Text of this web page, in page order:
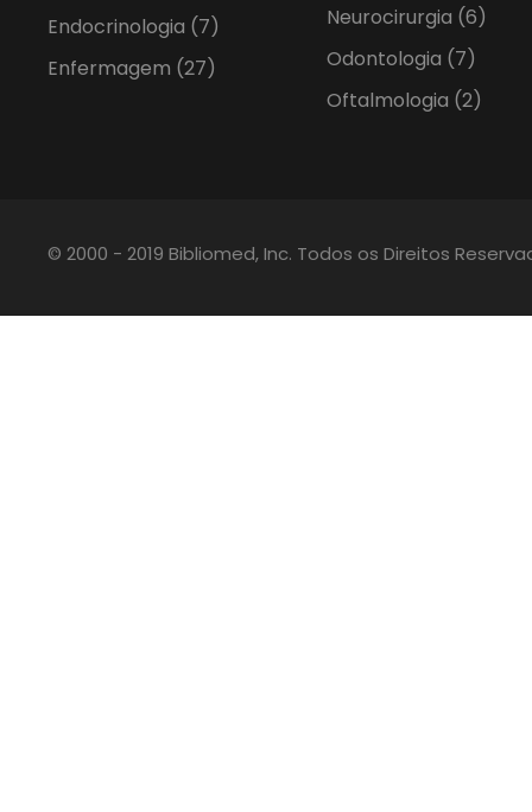
Endocrinologia (7)
Enfermagem (27)
Neurocirurgia (6)
Odontologia (7)
Oftalmologia (2)
© 2000 - 2019 Bibliomed, Inc. Todos os Direitos